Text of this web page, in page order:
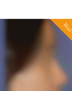
Hot